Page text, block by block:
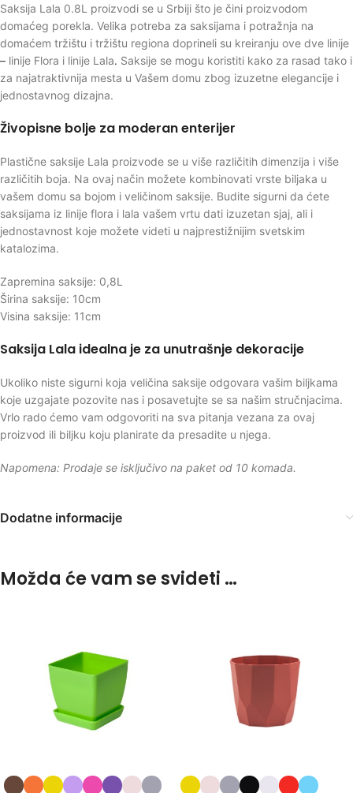
Saksija Lala 0.8L proizvodi se u Srbiji što je čini proizvodom
domaćeg porekla. Velika potreba za saksijama i potražnja na
domaćem tržištu i tržištu regiona doprineli su kreiranju ove dve linije
– linije Flora i linije Lala. Saksije se mogu koristiti kako za rasad tako i
za najatraktivnija mesta u Vašem domu zbog izuzetne elegancije i
jednostavnog dizajna.
Živopisne bolje za moderan enterijer
Plastične saksije Lala proizvode se u više različitih dimenzija i više
različitih boja. Na ovaj način možete kombinovati vrste biljaka u
vašem domu sa bojom i veličinom saksije. Budite sigurni da ćete
saksijama iz linije flora i lala vašem vrtu dati izuzetan sjaj, ali i
jednostavnost koje možete videti u najprestižnijim svetskim
katalozima.
Zapremina saksije: 0,8L
Širina saksije: 10cm
Visina saksije: 11cm
Saksija Lala idealna je za unutrašnje dekoracije
Ukoliko niste sigurni koja veličina saksije odgovara vašim biljkama
koje uzgajate pozovite nas i posavetujte se sa našim stručnjacima.
Vrlo rado ćemo vam odgovoriti na sva pitanja vezana za ovaj
proizvod ili biljku koju planirate da presadite u njega.
Napomena: Prodaje se isključivo na paket od 10 komada.
Dodatne informacije
Možda će vam se svideti …